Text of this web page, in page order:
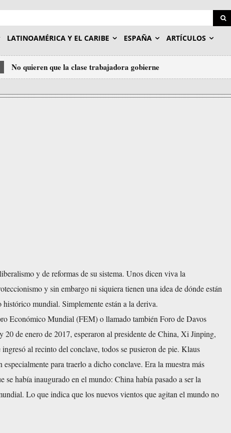
LATINOAMÉRICA Y EL CARIBE ESPAÑA ARTÍCULOS
No quieren que la clase trabajadora gobierne
y de reformas de su sistema. Unos dicen viva la
y sin embargo ni siquiera tienen una idea de dónde están
mundial. Simplemente están a la deriva.
Económico Mundial (FEM) o llamado también Foro de Davos
20 de enero de 2017, esperaron al presidente de China, Xi Jinping,
al recinto del conclave, todos se pusieron de pie. Klaus
para traerlo a dicho conclave. Era la muestra más
se había inaugurado en el mundo: China había pasado a ser la
Lo que indica que los nuevos vientos que agitan el mundo no